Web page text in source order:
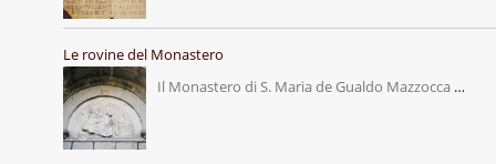
Le rovine del Monastero
Il Monastero di S. Maria de Gualdo Mazzocca …